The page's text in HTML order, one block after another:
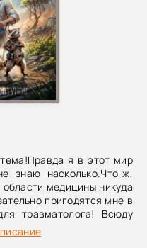
я в этот мир
знаю насколько.Что-ж,
медицины никуда
пригодятся мне в
травматолога! Всюду
в крепости, а группы
своими жизнями ради